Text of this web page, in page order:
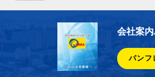
会社案
パンフ